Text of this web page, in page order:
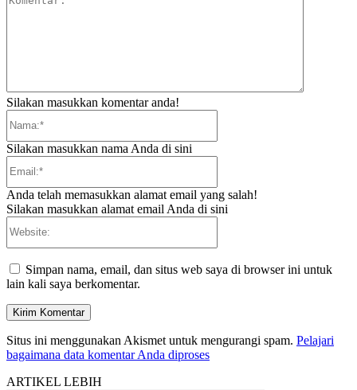
Silakan masukkan komentar anda!
Silakan masukkan nama Anda di sini
Anda telah memasukkan alamat email yang salah!
Silakan masukkan alamat email Anda di sini
Simpan nama, email, dan situs web saya di browser ini untuk
lain kali saya berkomentar.
Situs ini menggunakan Akismet untuk mengurangi spam. Pelajari
bagaimana data komentar Anda diproses
ARTIKEL LEBIH